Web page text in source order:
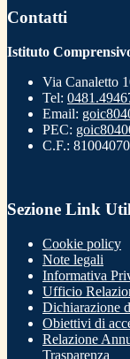
Contatti
Istituto
Via Canaletto
Tel:
Email:
PEC:
C.F.:
Sezione Link
Cookie policy
Note legali
Informativa
Ufficio
Dichiarazione
Obiettivi di
Relazione
Trasparenza